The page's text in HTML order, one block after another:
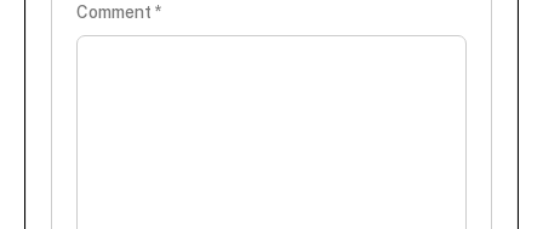
Comment *